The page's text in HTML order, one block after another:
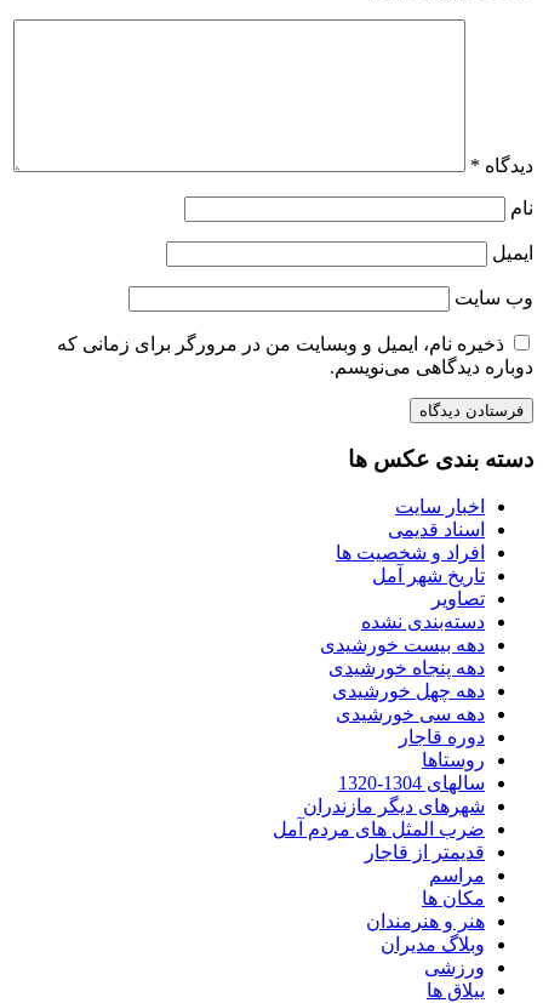
دیدگاه *
نام
ایمیل
وب‌ سایت
ذخیره نام، ایمیل و وبسایت من در مرورگر برای زمانی که
دوباره دیدگاهی می‌نویسم.
دسته بندی عکس ها
اخبار سایت
اسناد قدیمی
افراد و شخصیت ها
تاریخ شهر آمل
تصاویر
دسته‌بندی نشده
دهه بیست خورشیدی
دهه پنجاه خورشیدی
دهه چهل خورشیدی
دهه سی خورشیدی
دوره قاجار
روستاها
سالهای 1304-1320
شهرهای دیگر مازندران
ضرب المثل های مردم آمل
قدیمتر از قاجار
مراسم
مکان ها
هنر و هنرمندان
وبلاگ مدیران
ورزشی
ییلاق ها